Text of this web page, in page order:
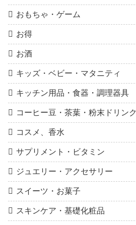
おもちゃ・ゲーム
お得
お酒
キッズ・ベビー・マタニティ
キッチン用品・食器・調理器具
コーヒー豆・茶葉・粉末ドリンク
コスメ、香水
サプリメント・ビタミン
ジュエリー・アクセサリー
スイーツ・お菓子
スキンケア・基礎化粧品